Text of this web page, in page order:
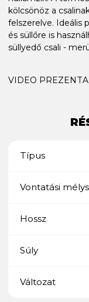
kölcsönöz a
felszerelve. Ideális
és süllőre is
süllyedő csali -
VIDEO
Típus
Vontatási
Hossz
Súly
Változat